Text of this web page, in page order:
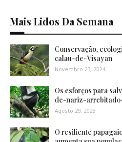
Mais Lidos Da Semana
Conservação,
calau-de-Visayan
Novembro 23, 2024
Os esforços para
de-nariz-
Agosto 29, 2023
O resiliente